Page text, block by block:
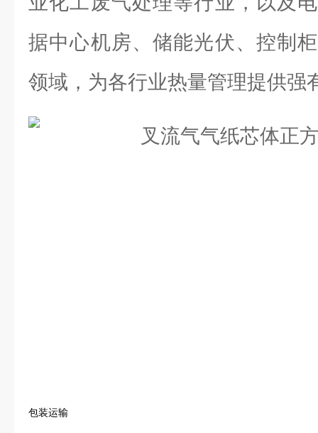
据中心机房、储能光伏、控制
领域，为各行业热量管理提供强
包装运输